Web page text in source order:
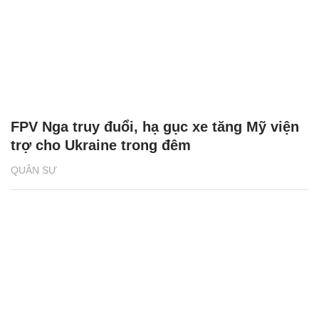
QUÂN SỰ
FPV Nga truy đuổi, hạ gục xe tăng Mỹ viện
trợ cho Ukraine trong đêm